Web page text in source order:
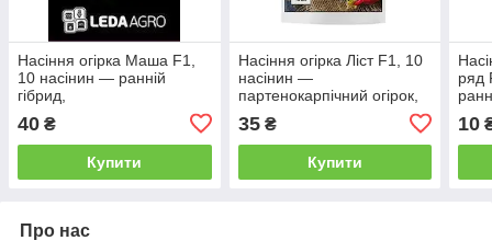
Насіння огірка Маша F1,
10 насінин — ранній
гібрид,
партенокарпічний,LEDAAGRO
40 ₴
Купити
Насіння огірка Ліст F1, 10
насінин —
партенокарпічний огірок,
35₴
Купити
ряд
10
Про нас